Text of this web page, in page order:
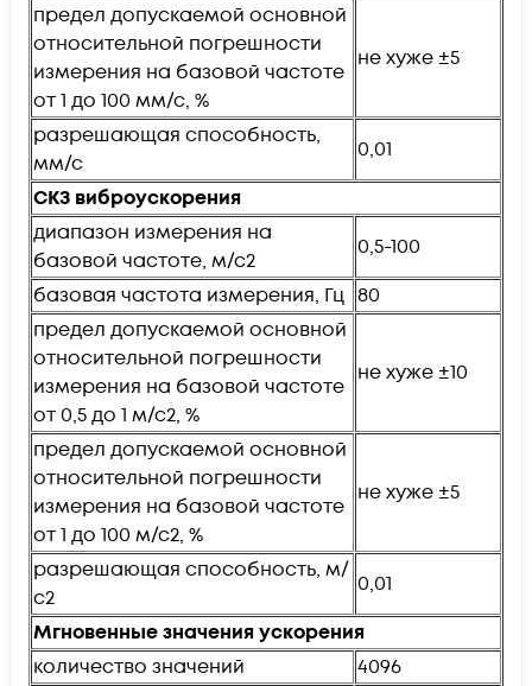
предел допускаемой основной
относительной погрешности
измерения на базовой частоте
от 1 до 100 мм/с, %
не хуже ±5
разрешающая способность,
мм/с
0,01
СКЗ виброускорения
диапазон измерения на
базовой частоте, м/с2
0,5-100
базовая частота измерения, Гц 80
предел допускаемой основной
относительной погрешности
измерения на базовой частоте
от 0,5 до 1 м/с2, %
не хуже ±10
предел допускаемой основной
относительной погрешности
измерения на базовой частоте
от 1 до 100 м/с2, %
не хуже ±5
разрешающая способность, м/
с2
0,01
Мгновенные значения ускорения
количество значений
4096